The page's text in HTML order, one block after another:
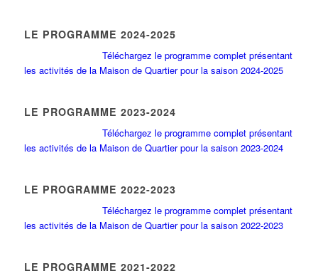
LE PROGRAMME 2024-2025
Téléchargez le programme complet présentant
les activités de la Maison de Quartier pour la saison 2024-2025
LE PROGRAMME 2023-2024
Téléchargez le programme complet présentant
les activités de la Maison de Quartier pour la saison 2023-2024
LE PROGRAMME 2022-2023
Téléchargez le programme complet présentant
les activités de la Maison de Quartier pour la saison 2022-2023
LE PROGRAMME 2021-2022